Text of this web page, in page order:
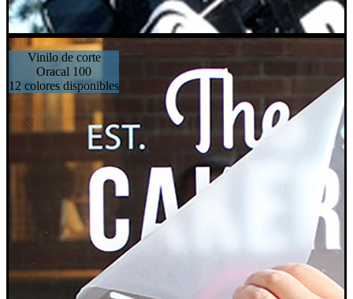
Vinilo de corte
Oracal 100
12 colores disponibles